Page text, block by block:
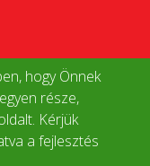
hogy Önnek
része,
Kérjük
a fejlesztés